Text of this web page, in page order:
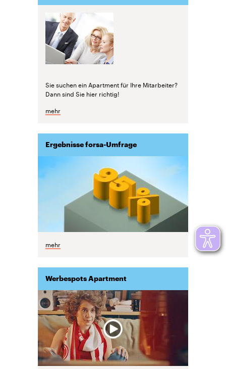
Sie suchen ein Apartment für Ihre Mitarbeiter?
Dann sind Sie hier richtig!
mehr
Ergebnisse forsa-Umfrage
mehr
Werbespots Apartment